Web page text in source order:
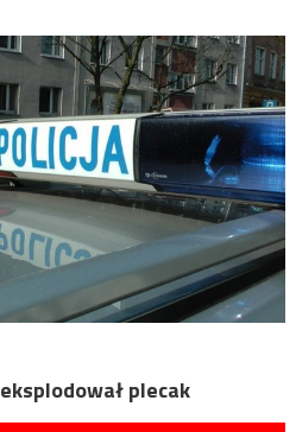
plecak